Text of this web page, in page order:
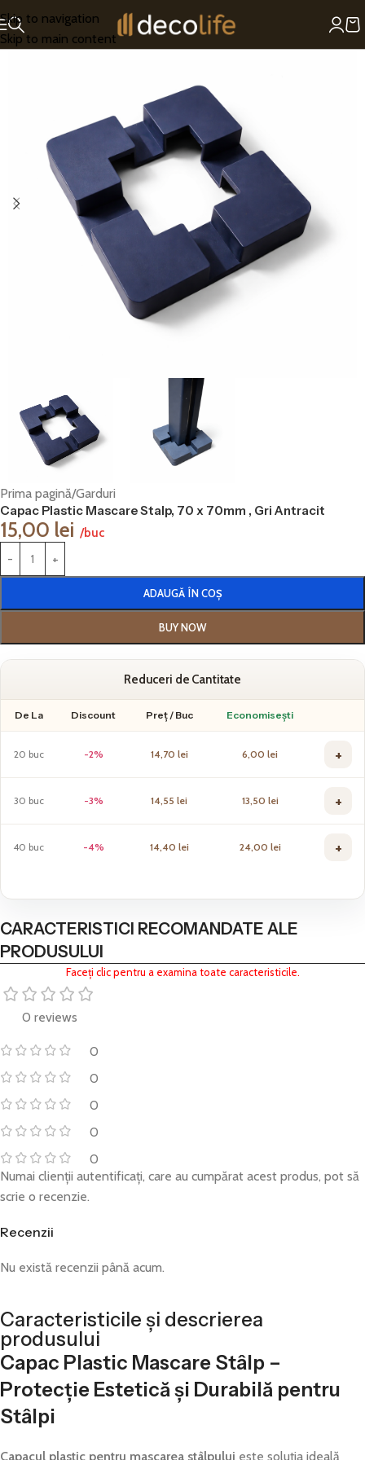
Skip to navigation
Skip to main content
Prima pagină/Garduri
Capac Plastic Mascare Stalp, 70 x 70mm , Gri Antracit
15,00 lei /buc
ADAUGĂ ÎN COȘ
BUY NOW
Reduceri de Cantitate
De La Discount Preț / Buc Economisești
20 buc -2% 14,70 lei 6,00 lei +
30 buc -3% 14,55 lei 13,50 lei +
40 buc -4% 14,40 lei 24,00 lei +
CARACTERISTICI RECOMANDATE ALE
PRODUSULUI
Faceți clic pentru a examina toate caracteristicile.
0 reviews
0
0
0
0
0
Recenzii
Nu există recenzii până acum.
Numai clienții autentificați, care au cumpărat acest produs, pot să
scrie o recenzie.
Caracteristicile și descrierea
produsului
Capac Plastic Mascare Stâlp –
Protecție Estetică și Durabilă pentru
Stâlpi
Capacul plastic pentru mascarea stâlpului este soluția ideală